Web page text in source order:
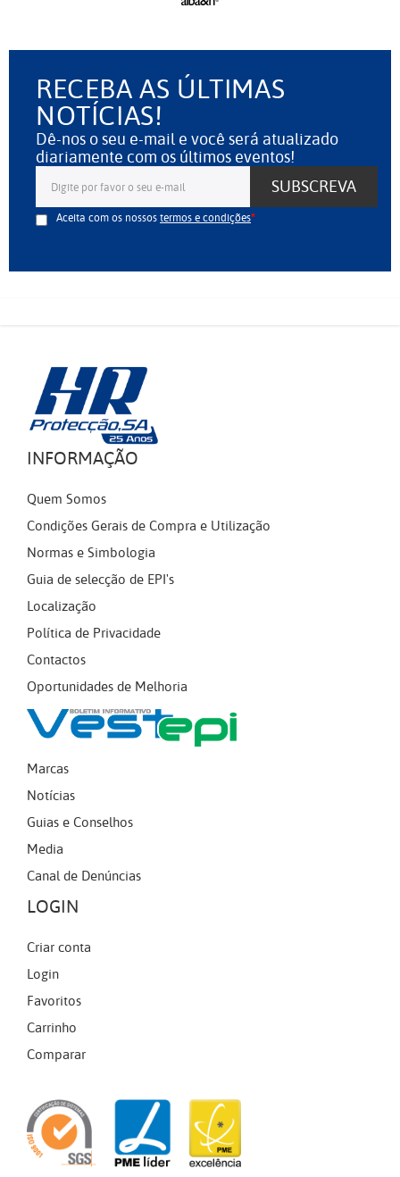
RECEBA AS ÚLTIMAS
NOTÍCIAS!
Dê-nos o seu e-mail e você será atualizado
diariamente com os últimos eventos!
SUBSCREVA
Aceita com os nossostermos e condições
INFORMAÇÃO
Quem Somos
Condições Gerais de Compra e Utilização
Normas e Simbologia
Guia de selecção de EPI's
Localização
Política de Privacidade
Contactos
Oportunidades de Melhoria
Marcas
Notícias
Guias e Conselhos
Media
Canal de Denúncias
LOGIN
Criar conta
Login
Favoritos
Carrinho
Comparar